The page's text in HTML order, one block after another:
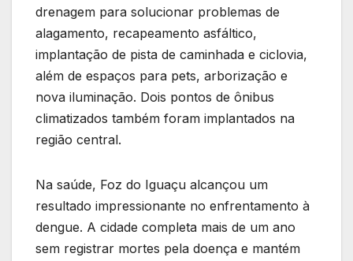
drenagem para solucionar problemas de
alagamento, recapeamento asfáltico,
implantação de pista de caminhada e ciclovia,
além de espaços para pets, arborização e
nova iluminação. Dois pontos de ônibus
climatizados também foram implantados na
região central.
Na saúde, Foz do Iguaçu alcançou um
resultado impressionante no enfrentamento à
dengue. A cidade completa mais de um ano
sem registrar mortes pela doença e mantém